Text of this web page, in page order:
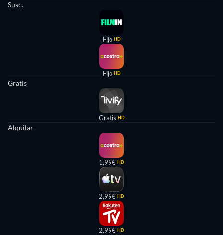
Susc.
Fijo HD
Fijo HD
Gratis
Gratis HD
Alquilar
1,99€ HD
2,99€ HD
2,99€ HD